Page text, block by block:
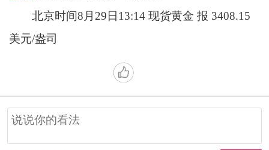
北京时间8月29日13:14 现货黄金 报 3408.15
美元/盎司